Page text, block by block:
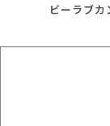
ビーラブ